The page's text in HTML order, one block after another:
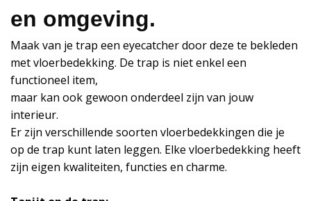
en omgeving.
Maak van je trap een eyecatcher door deze te bekleden
met vloerbedekking. De trap is niet enkel een
functioneel item,
maar kan ook gewoon onderdeel zijn van jouw
interieur.
Er zijn verschillende soorten vloerbedekkingen die je
op de trap kunt laten leggen. Elke vloerbedekking heeft
zijn eigen kwaliteiten, functies en charme.